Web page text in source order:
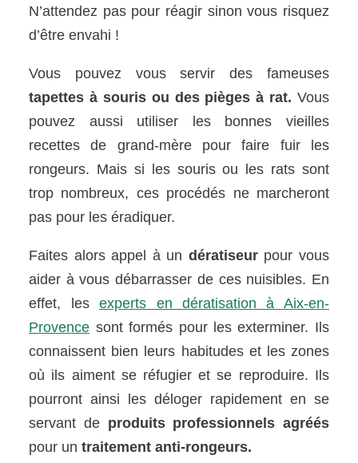
N’attendez pas pour réagir sinon vous risquez
d’être envahi !
Vous pouvez vous servir des fameuses
tapettes à souris ou des pièges à rat. Vous
pouvez aussi utiliser les bonnes vieilles
recettes de grand-mère pour faire fuir les
rongeurs. Mais si les souris ou les rats sont
trop nombreux, ces procédés ne marcheront
pas pour les éradiquer.
Faites alors appel à un dératiseurpour vous
aider à vous débarrasser de ces nuisibles. En
effet, lesexperts en dératisation à Aix-en-
Provence sont formés pour les exterminer. Ils
connaissent bien leurs habitudes et les zones
où ils aiment se réfugier et se reproduire. Ils
pourront ainsi les déloger rapidement en se
servant de produits professionnels agréés
pour untraitement anti-rongeurs.